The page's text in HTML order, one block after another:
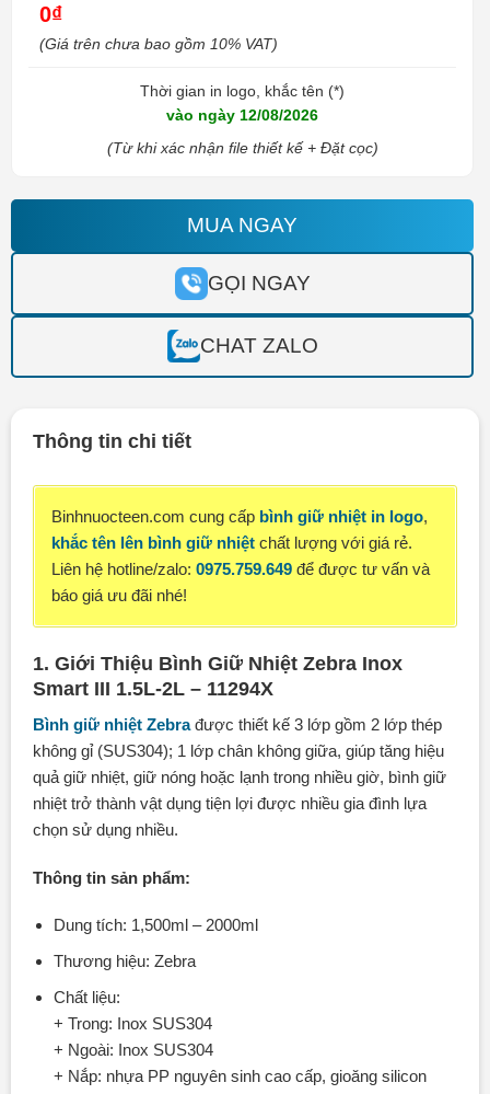
Thời gian in logo, khắc tên (*)
vào ngày 12/08/2026
(Từ khi xác nhận file thiết kế + Đặt cọc)
0₫
(Giá trên chưa bao gồm 10% VAT)
MUA NGAY
GỌI NGAY
CHAT ZALO
Thông tin chi tiết
Binhnuocteen.com cung cấp bình giữ nhiệt in logo,
khắc tên lên bình giữ nhiệtchất lượng với giá rẻ.
Liên hệ hotline/zalo: 0975.759.649để được tư vấn và
báo giá ưu đãi nhé!
1. Giới Thiệu Bình Giữ Nhiệt Zebra Inox
Smart III 1.5L-2L – 11294X
Bình giữ nhiệt Zebra được thiết kế 3 lớp gồm 2 lớp thép
không gỉ (SUS304); 1 lớp chân không giữa, giúp tăng hiệu
quả giữ nhiệt, giữ nóng hoặc lạnh trong nhiều giờ, bình giữ
nhiệt trở thành vật dụng tiện lợi được nhiều gia đình lựa
chọn sử dụng nhiều.
Thông tin sản phẩm:
Dung tích: 1,500ml – 2000ml
Thương hiệu: Zebra
Chất liệu:
+ Trong: Inox SUS304
+ Ngoài: Inox SUS304
+ Nắp: nhựa PP nguyên sinh cao cấp, gioăng silicon